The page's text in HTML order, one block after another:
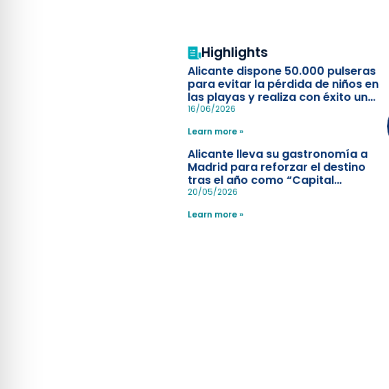
Highlights
Alicante dispone 50.000 pulseras
para evitar la pérdida de niños en
las playas y realiza con éxito un
simulacro de socorrismo
16/06/2026
Learn more »
Alicante lleva su gastronomía a
Madrid para reforzar el destino
tras el año como “Capital
Española”
20/05/2026
Learn more »